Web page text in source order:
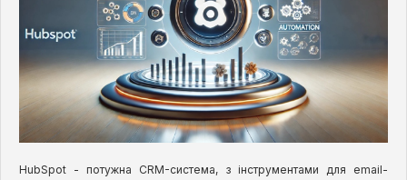
HubSpot - потужна CRM-система, з інструментами для email-